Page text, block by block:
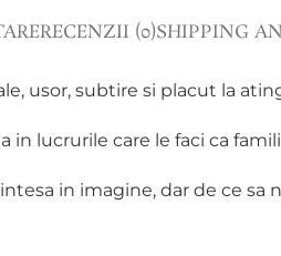
RECENZII (0)SHIPPING
usor, subtire si placut la
in lucrurile care le faci ca
in imagine, dar de ce